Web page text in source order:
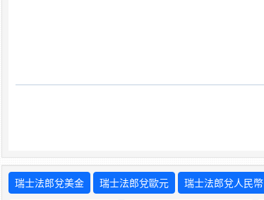
瑞士法郎兌美金 瑞士法郎兌歐元 瑞士法郎兌人民幣